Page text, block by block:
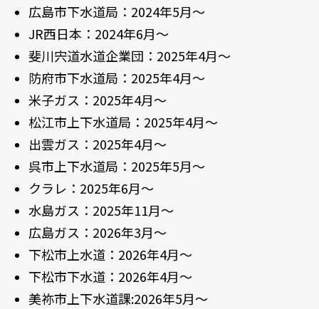
広島市下水道局：2024年5月～
JR西日本：2024年6月～
斐川宍道水道企業団：2025年4月～
防府市下水道局：2025年4月～
米子ガス：2025年4月～
松江市上下水道局：2025年4月～
出雲ガス：2025年4月～
呉市上下水道局：2025年5月～
クラレ：2025年6月～
水島ガス：2025年11月～
広島ガス：2026年3月～
下松市上水道：2026年4月～
下松市下水道：2026年4月～
美祢市上下水道課:2026年5月～